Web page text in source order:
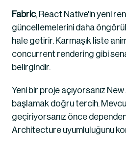
Fabric, React Native'in yeni
güncellemelerini daha
hale getirir. Karmaşık liste
concurrent rendering gibi
belirgindir.
Yeni bir proje açıyorsanız
başlamak doğru tercih.
geçiriyorsanız önce
Architecture uyumluluğunu